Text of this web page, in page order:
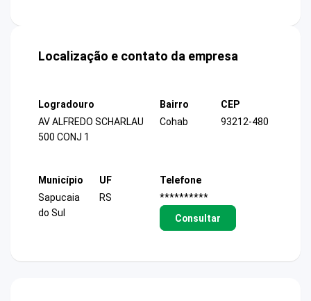
Localização e contato da empresa
Logradouro
AV ALFREDO SCHARLAU
500 CONJ 1
Bairro
Cohab
CEP
93212-480
Município
Sapucaia
do Sul
UF
RS
Telefone
**********
Consultar